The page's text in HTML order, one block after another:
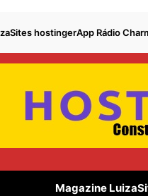
Sites hostingerApp Rádio
Magazine Luiza